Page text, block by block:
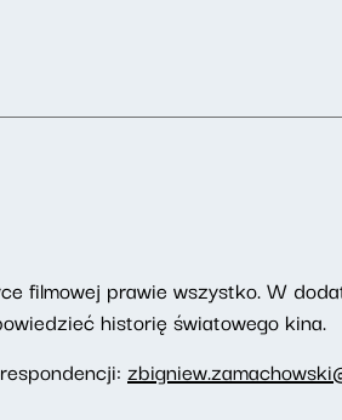
filmowej prawie wszystko. W
historię światowego kina.